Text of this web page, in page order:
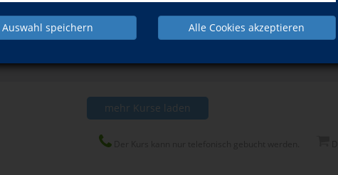
Auswahl speichern Alle Cookies akzeptieren
Typologie - Farbe zieht an!
Schminken, gewusst wie?
mehr Kurse laden